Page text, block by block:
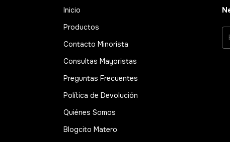
Inicio
Productos
Contacto Minorista
Consultas Mayoristas
Preguntas Frecuentes
Política de Devolución
Quiénes Somos
Blogcito Matero